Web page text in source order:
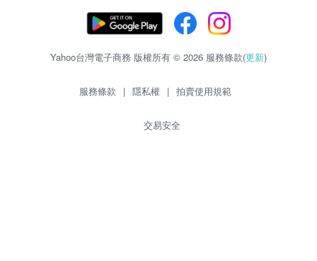
Yahoo台灣電子商務 版權所有 © 2026 服務條款(更新)
服務條款 | 隱私權 | 拍賣使用規範
交易安全